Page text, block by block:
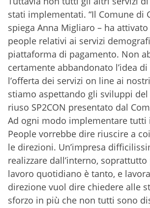
stati implementati. “Il Comune di
spiega Anna Migliaro – ha
people relativi ai servizi
piattaforma di pagamento. Non
certamente abbandonato l’idea
l’offerta dei servizi on line ai
stiamo aspettando gli sviluppi
riuso SP2CON presentato dal
Ad ogni modo implementare tutti
People vorrebbe dire riuscire a
le direzioni. Un’impresa
realizzare dall’interno, soprattutto
lavoro quotidiano è tanto, e
direzione vuol dire chiedere alle
sforzo in più che non tutti sono